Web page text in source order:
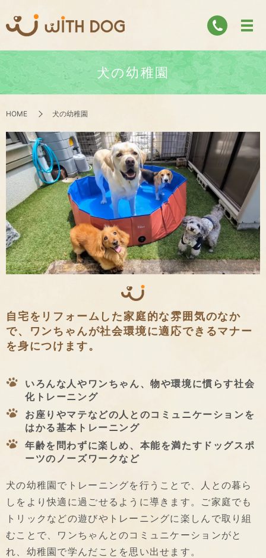
犬の幼稚園
HOME 犬の幼稚園
自宅をリフォームした家庭的な雰囲気のなか
で、ワンちゃんが社会環境に適応できるマナー
を身につけます。
いろんな人やワンちゃん、物や環境に慣らす社会
化トレーニング
お座りやマテなどの人とのコミュニケーションを
はかる基本トレーニング
年齢を問わずに楽しめ、本能を満たすドッグスポ
ーツのノーズワークなど
犬の幼稚園でトレーニングを行うことで、人との暮ら
しをより快適に過ごせるように導きます。ご家庭でも
トリックなどの遊びやトレーニングに楽しんで取り組
むことで、ワンちゃんとのコミュニケーションがと
れ、幼稚園で学んだことを思い出せます。